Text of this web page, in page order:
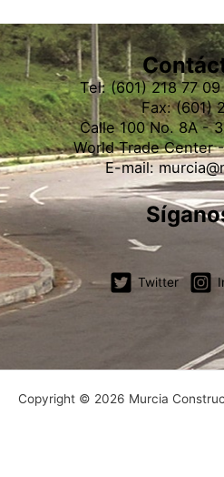
Tel: (601) 218 77
Fax: (601)
Calle 100 No. 8A -
World Trade Center
E-mail:
Twitter
Copyright © 2026 Murcia